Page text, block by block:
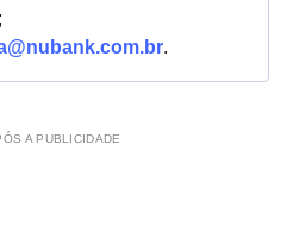
.
A PUBLICIDADE